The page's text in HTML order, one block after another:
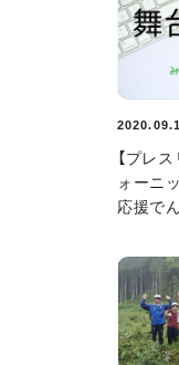
【プレ
ォーニ
応援で